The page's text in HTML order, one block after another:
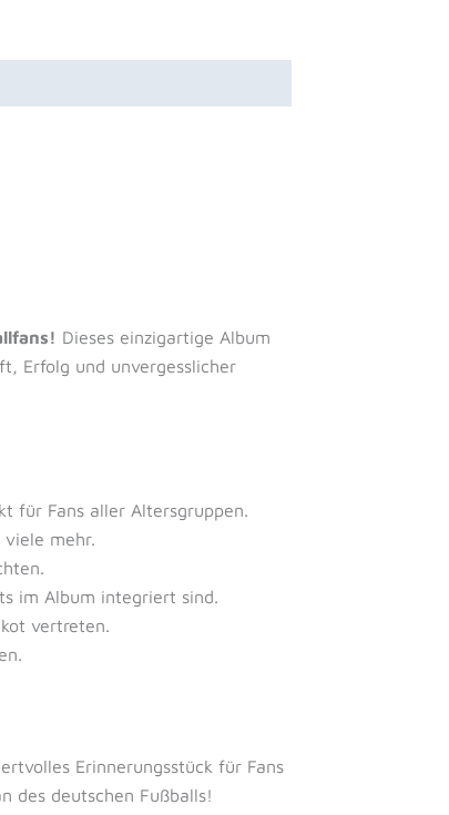
Dieses einzigartige Album
Erfolg und unvergesslicher
für Fans aller Altersgruppen.
mehr.
im Album integriert sind.
vertreten.
Erinnerungsstück für Fans
des deutschen Fußballs!